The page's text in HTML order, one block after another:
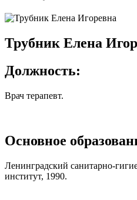
Трубник Елена
Должность:
Врач терапевт.
Основное
Ленинградский санитарно-
институт, 1990.